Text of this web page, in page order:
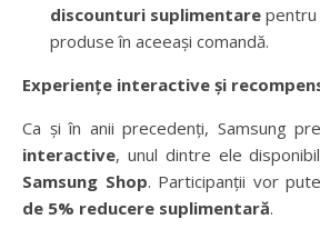
discounturi suplimentare pentru
produse în aceeași comandă.
Experiențe interactive și
Ca și în anii precedenți, Samsung
interactive, unul dintre ele
Samsung Shop. Participanții vor
de 5% reducere suplimentară.